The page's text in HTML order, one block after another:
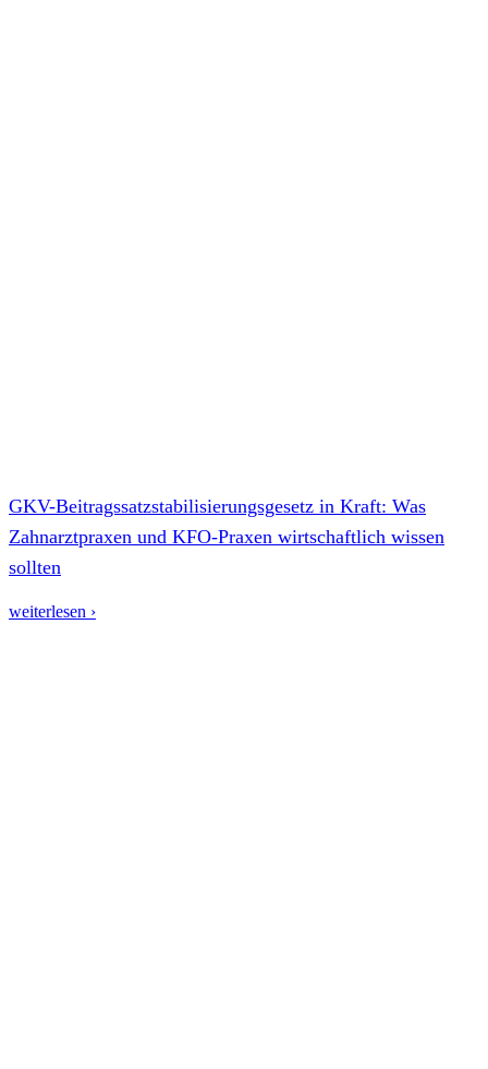
GKV-Beitragssatzstabilisierungsgesetz in Kraft: Was
Zahnarztpraxen und KFO-Praxen wirtschaftlich wissen
sollten
weiterlesen ›